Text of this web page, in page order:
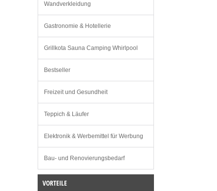
Wandverkleidung
Gastronomie & Hotellerie
Grillkota Sauna Camping Whirlpool
Bestseller
Freizeit und Gesundheit
Teppich & Läufer
Elektronik & Werbemittel für Werbung
Bau- und Renovierungsbedarf
VORTEILE